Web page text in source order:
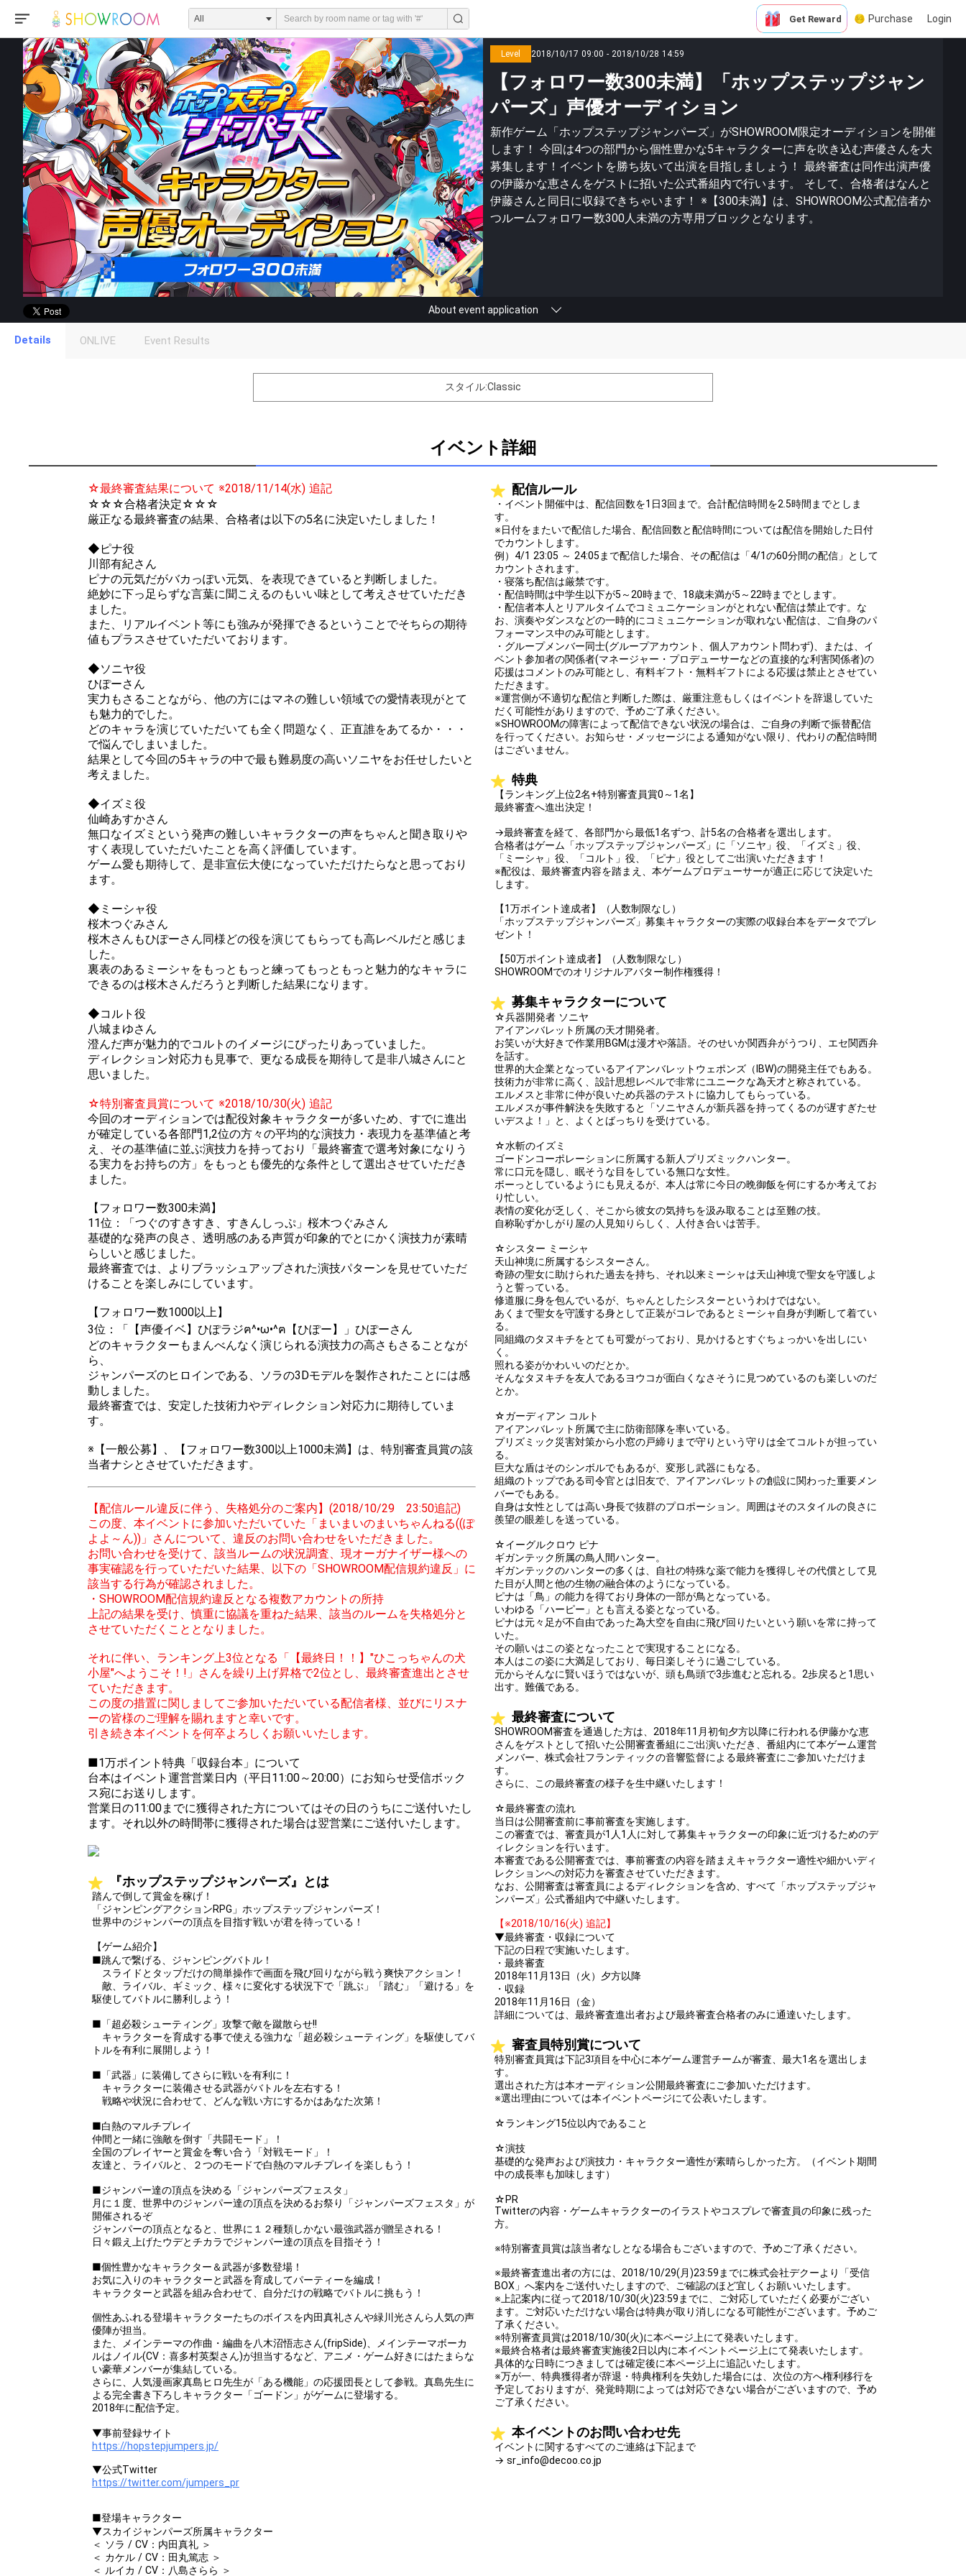
Get Reward Purchase Login
Level 2018/10/17 09:00 - 2018/10/28 14:59
【フォロワー数300未満】「ホップステップジャン
パーズ」声優オーディション
新作ゲーム「ホップステップジャンパーズ」がSHOWROOM限定オーディションを開催
します！ 今回は4つの部門から個性豊かな5キャラクターに声を吹き込む声優さんを大
募集します！イベントを勝ち抜いて出演を目指しましょう！ 最終審査は同作出演声優
の伊藤かな恵さんをゲストに招いた公式番組内で行います。 そして、合格者はなんと
伊藤さんと同日に収録できちゃいます！ ※【300未満】は、SHOWROOM公式配信者か
つルームフォロワー数300人未満の方専用ブロックとなります。
About event application
Level Points
Event Begins!
「ホップステップジャンパーズ」の魅力を「#ジャンパーズ」をつけてツイートします！
「ホップステップジャンパーズ」獲得台本を使ってセリフを読み、ファンルームにそのボイスを投稿
します。 セリフはいくつでもOK！
「ホップステップジャンパーズ」の宣伝ＣＭナレーションを考えて披露します！
募集キャラクターを自分が演じるとしたらどうしたいかを語ってファンルームに投稿します！（1分
以内）
500000 オリジナルアバター制作権獲得！
Gifting
Throw gifts to the stage and join the live performance.
First, try throwing free Stars (once a day)! You can also charge Show Gold to purchase gifts
(available from 1 JPY)! When you continue to send gifts to the performer(s), the performer's
popularity ranking and your ranking go up.
To cheer on performers, you can send them gifts.
To send performers paid items, you must use Show Gold.
Comments
You can post comments. Please refrain from posting comments that may offend performers or
other users.
Close
Details ONLIVE Event Results
スタイル:Classic
イベント詳細
☆最終審査結果について ※2018/11/14(水) 追記
☆☆☆合格者決定☆☆☆
厳正なる最終審査の結果、合格者は以下の5名に決定いたしました！
◆ピナ役
川部有紀さん
ピナの元気だがバカっぽい元気、を表現できていると判断しました。
絶妙に下っ足らずな言葉に聞こえるのもいい味として考えさせていただき
ました。
また、リアルイベント等にも強みが発揮できるということでそちらの期待
値もプラスさせていただいております。
◆ソニヤ役
ひぽーさん
実力もさることながら、他の方にはマネの難しい領域での愛情表現がとて
も魅力的でした。
どのキャラを演じていただいても全く問題なく、正直誰をあてるか・・・
で悩んでしまいました。
結果として今回の5キャラの中で最も難易度の高いソニヤをお任せしたいと
考えました。
◆イズミ役
仙崎あすかさん
無口なイズミという発声の難しいキャラクターの声をちゃんと聞き取りや
すく表現していただいたことを高く評価しています。
ゲーム愛も期待して、是非宣伝大使になっていただけたらなと思っており
ます。
◆ミーシャ役
桜木つぐみさん
桜木さんもひぽーさん同様どの役を演じてもらっても高レベルだと感じま
した。
裏表のあるミーシャをもっともっと練ってもっともっと魅力的なキャラに
できるのは桜木さんだろうと判断した結果になります。
◆コルト役
八城まゆさん
澄んだ声が魅力的でコルトのイメージにぴったりあっていました。
ディレクション対応力も見事で、更なる成長を期待して是非八城さんにと
思いました。
☆特別審査員賞について ※2018/10/30(火) 追記
今回のオーディションでは配役対象キャラクターが多いため、すでに進出
が確定している各部門1,2位の方々の平均的な演技力・表現力を基準値と考
え、その基準値に並ぶ演技力を持っており「最終審査で選考対象になりう
る実力をお持ちの方」をもっとも優先的な条件として選出させていただき
ました。
【フォロワー数300未満】
11位：「つぐのすきすき、すきんしっぷ」桜木つぐみさん
基礎的な発声の良さ、透明感のある声質が印象的でとにかく演技力が素晴
らしいと感じました。
最終審査では、よりブラッシュアップされた演技パターンを見せていただ
けることを楽しみにしています。
【フォロワー数1000以上】
3位：「【声優イベ】ひぽラジฅ^•ω•^ฅ【ひぽー】」ひぽーさん
どのキャラクターもまんべんなく演じられる演技力の高さもさることなが
ら、
ジャンパーズのヒロインである、ソラの3Dモデルを製作されたことには感
動しました。
最終審査では、安定した技術力やディレクション対応力に期待していま
す。
※【一般公募】、【フォロワー数300以上1000未満】は、特別審査員賞の該
当者ナシとさせていただきます。
【配信ルール違反に伴う、失格処分のご案内】(2018/10/29 23:50追記)
この度、本イベントに参加いただいていた「まいまいのまいちゃんねる((ぽ
よよ～ん))」さんについて、違反のお問い合わせをいただきました。
お問い合わせを受けて、該当ルームの状況調査、現オーガナイザー様への
事実確認を行っていただいた結果、以下の「SHOWROOM配信規約違反」に
該当する行為が確認されました。
・SHOWROOM配信規約違反となる複数アカウントの所持
上記の結果を受け、慎重に協議を重ねた結果、該当のルームを失格処分と
させていただくこととなりました。
それに伴い、ランキング上3位となる「【最終日！！】"ひこっちゃんの犬
小屋"へようこそ！!」さんを繰り上げ昇格で2位とし、最終審査進出とさせ
ていただきます。
この度の措置に関しましてご参加いただいている配信者様、並びにリスナ
ーの皆様のご理解を賜れますと幸いです。
引き続き本イベントを何卒よろしくお願いいたします。
■1万ポイント特典「収録台本」について
台本はイベント運営営業日内（平日11:00～20:00）にお知らせ受信ボック
ス宛にお送りします。
営業日の11:00までに獲得された方についてはその日のうちにご送付いたし
ます。それ以外の時間帯に獲得された場合は翌営業にご送付いたします。
『ホップステップジャンパーズ』とは
踏んで倒して賞金を稼げ！
「ジャンピングアクションRPG」ホップステップジャンパーズ！
世界中のジャンパーの頂点を目指す戦いが君を待っている！
【ゲーム紹介】
■跳んで繋げる、ジャンピングバトル！
スライドとタップだけの簡単操作で画面を飛び回りながら戦う爽快アクション！
敵、ライバル、ギミック、様々に変化する状況下で「跳ぶ」「踏む」「避ける」を
駆使してバトルに勝利しよう！
■「超必殺シューティング」攻撃で敵を蹴散らせ!!
キャラクターを育成する事で使える強力な「超必殺シューティング」を駆使してバ
トルを有利に展開しよう！
■「武器」に装備してさらに戦いを有利に！
キャラクターに装備させる武器がバトルを左右する！
戦略や状況に合わせて、どんな戦い方にするかはあなた次第！
■白熱のマルチプレイ
仲間と一緒に強敵を倒す「共闘モード」！
全国のプレイヤーと賞金を奪い合う「対戦モード」！
友達と、ライバルと、２つのモードで白熱のマルチプレイを楽しもう！
■ジャンパー達の頂点を決める「ジャンパーズフェスタ」
月に１度、世界中のジャンパー達の頂点を決めるお祭り「ジャンパーズフェスタ」が
開催されるぞ
ジャンパーの頂点となると、世界に１２種類しかない最強武器が贈呈される！
日々鍛え上げたウデとチカラでジャンパー達の頂点を目指そう！
■個性豊かなキャラクター＆武器が多数登場！
お気に入りのキャラクターと武器を育成してパーティーを編成！
キャラクターと武器を組み合わせて、自分だけの戦略でバトルに挑もう！
個性あふれる登場キャラクターたちのボイスを内田真礼さんや緑川光さんら人気の声
優陣が担当。
また、メインテーマの作曲・編曲を八木沼悟志さん(fripSide)、メインテーマボーカ
ルはノイル(CV：喜多村英梨さん)が担当するなど、アニメ・ゲーム好きにはたまらな
い豪華メンバーが集結している。
さらに、人気漫画家真島ヒロ先生が「ある機能」の応援団長として参戦。真島先生に
よる完全書き下ろしキャラクター「ゴードン」がゲームに登場する。
2018年に配信予定。
▼事前登録サイト
https://hopstepjumpers.jp/
▼公式Twitter
https://twitter.com/jumpers_pr
■登場キャラクター
▼スカイジャンパーズ所属キャラクター
＜ ソラ / CV：内田真礼 ＞
＜ カケル / CV：田丸篤志 ＞
＜ ルイカ / CV：八島さらら ＞
配信ルール
・イベント開催中は、配信回数を1日3回まで。合計配信時間を2.5時間までとしま
す。
※日付をまたいで配信した場合、配信回数と配信時間については配信を開始した日付
でカウントします。
例）4/1 23:05 ～ 24:05まで配信した場合、その配信は「4/1の60分間の配信」として
カウントされます。
・寝落ち配信は厳禁です。
・配信時間は中学生以下が5～20時まで、18歳未満が5～22時までとします。
・配信者本人とリアルタイムでコミュニケーションがとれない配信は禁止です。な
お、演奏やダンスなどの一時的にコミュニケーションが取れない配信は、ご自身のパ
フォーマンス中のみ可能とします。
・グループメンバー同士(グループアカウント、個人アカウント問わず)、または、イ
ベント参加者の関係者(マネージャー・プロデューサーなどの直接的な利害関係者)の
応援はコメントのみ可能とし、有料ギフト・無料ギフトによる応援は禁止とさせてい
ただきます。
※運営側が不適切な配信と判断した際は、厳重注意もしくはイベントを辞退していた
だく可能性がありますので、予めご了承ください。
※SHOWROOMの障害によって配信できない状況の場合は、ご自身の判断で振替配信
を行ってください。お知らせ・メッセージによる通知がない限り、代わりの配信時間
はございません。
特典
【ランキング上位2名+特別審査員賞0～1名】
最終審査へ進出決定！
→最終審査を経て、各部門から最低1名ずつ、計5名の合格者を選出します。
合格者はゲーム「ホップステップジャンパーズ」に「ソニヤ」役、「イズミ」役、
「ミーシャ」役、「コルト」役、「ピナ」役としてご出演いただきます！
※配役は、最終審査内容を踏まえ、本ゲームプロデューサーが適正に応じて決定いた
します。
【1万ポイント達成者】（人数制限なし）
「ホップステップジャンパーズ」募集キャラクターの実際の収録台本をデータでプレ
ゼント！
【50万ポイント達成者】（人数制限なし）
SHOWROOMでのオリジナルアバター制作権獲得！
募集キャラクターについて
☆兵器開発者 ソニヤ
アイアンバレット所属の天才開発者。
お笑いが大好きで作業用BGMは漫才や落語。そのせいか関西弁がうつり、エセ関西弁
を話す。
世界的大企業となっているアイアンバレットウェポンズ（IBW)の開発主任でもある。
技術力が非常に高く、設計思想レベルで非常にユニークな為天才と称されている。
エルメスと非常に仲が良いため兵器のテストに協力してもらっている。
エルメスが事件解決を失敗すると「ソニヤさんが新兵器を持ってくるのが遅すぎたせ
いデスよ！」と、よくとばっちりを受けている。
☆水斬のイズミ
ゴードンコーポレーションに所属する新人プリズミックハンター。
常に口元を隠し、眠そうな目をしている無口な女性。
ボーっとしているようにも見えるが、本人は常に今日の晩御飯を何にするか考えてお
り忙しい。
表情の変化が乏しく、そこから彼女の気持ちを汲み取ることは至難の技。
自称恥ずかしがり屋の人見知りらしく、人付き合いは苦手。
☆シスター ミーシャ
天山神境に所属するシスターさん。
奇跡の聖女に助けられた過去を持ち、それ以来ミーシャは天山神境で聖女を守護しよ
うと誓っている。
修道服に身を包んでいるが、ちゃんとしたシスターというわけではない。
あくまで聖女を守護する身として正装がコレであるとミーシャ自身が判断して着てい
る。
同組織のタヌキチをとても可愛がっており、見かけるとすぐちょっかいを出しにい
く。
照れる姿がかわいいのだとか。
そんなタヌキチを友人であるヨウコが面白くなさそうに見つめているのも楽しいのだ
とか。
☆ガーディアン コルト
アイアンバレット所属で主に防衛部隊を率いている。
プリズミック災害対策から小窓の戸締りまで守りという守りは全てコルトが担ってい
る。
巨大な盾はそのシンボルでもあるが、変形し武器にもなる。
組織のトップである司令官とは旧友で、アイアンバレットの創設に関わった重要メン
バーでもある。
自身は女性としては高い身長で抜群のプロポーション。周囲はそのスタイルの良さに
羨望の眼差しを送っている。
☆イーグルクロウ ピナ
ギガンテック所属の鳥人間ハンター。
ギガンテックのハンターの多くは、自社の特殊な薬で能力を獲得しその代償として見
た目が人間と他の生物の融合体のようになっている。
ピナは「鳥」の能力を得ており身体の一部が鳥となっている。
いわゆる「ハーピー」とも言える姿となっている。
ピナは元々足が不自由であった為大空を自由に飛び回りたいという願いを常に持って
いた。
その願いはこの姿となったことで実現することになる。
本人はこの姿に大満足しており、毎日楽しそうに過ごしている。
元からそんなに賢いほうではないが、頭も鳥頭で3歩進むと忘れる。2歩戻ると1思い
出す。難儀である。
最終審査について
SHOWROOM審査を通過した方は、2018年11月初旬夕方以降に行われる伊藤かな恵
さんをゲストとして招いた公開審査番組にご出演いただき、番組内にて本ゲーム運営
メンバー、株式会社フランティックの音響監督による最終審査にご参加いただけま
す。
さらに、この最終審査の様子を生中継いたします！
☆最終審査の流れ
当日は公開審査前に事前審査を実施します。
この審査では、審査員が1人1人に対して募集キャラクターの印象に近づけるためのデ
ィレクションを行います。
本審査である公開審査では、事前審査の内容を踏まえキャラクター適性や細かいディ
レクションへの対応力を審査させていただきます。
なお、公開審査は審査員によるディレクションを含め、すべて「ホップステップジャ
ンパーズ」公式番組内で中継いたします。
【※2018/10/16(火) 追記】
▼最終審査・収録について
下記の日程で実施いたします。
・最終審査
2018年11月13日（火）夕方以降
・収録
2018年11月16日（金）
詳細については、最終審査進出者および最終審査合格者のみに通達いたします。
審査員特別賞について
特別審査員賞は下記3項目を中心に本ゲーム運営チームが審査、最大1名を選出しま
す。
選出された方は本オーディション公開最終審査にご参加いただけます。
※選出理由については本イベントページにて公表いたします。
☆ランキング15位以内であること
☆演技
基礎的な発声および演技力・キャラクター適性が素晴らしかった方。（イベント期間
中の成長率も加味します）
☆PR
Twitterの内容・ゲームキャラクターのイラストやコスプレで審査員の印象に残った
方。
※特別審査員賞は該当者なしとなる場合もございますので、予めご了承ください。
※最終審査進出者の方には、2018/10/29(月)23:59までに株式会社デクーより「受信
BOX」へ案内をご送付いたしますので、ご確認のほど宜しくお願いいたします。
※上記案内に従って2018/10/30(火)23:59までに、ご対応していただく必要がござい
ます。ご対応いただけない場合は特典が取り消しになる可能性がございます。予めご
了承ください。
※特別審査員賞は2018/10/30(火)に本ページ上にて発表いたします。
※最終合格者は最終審査実施後2日以内に本イベントページ上にて発表いたします。
具体的な日時につきましては確定後に本ページ上に追記いたします。
※万が一、特典獲得者が辞退・特典権利を失効した場合には、次位の方へ権利移行を
予定しておりますが、発覚時期によっては対応できない場合がございますので、予め
ご了承ください。
本イベントのお問い合わせ先
イベントに関するすべてのご連絡は下記まで
→ sr_info@decoo.co.jp